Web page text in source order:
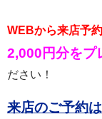
WEBから来店予約
2,000円分をプ
ださい！
来店のご予約